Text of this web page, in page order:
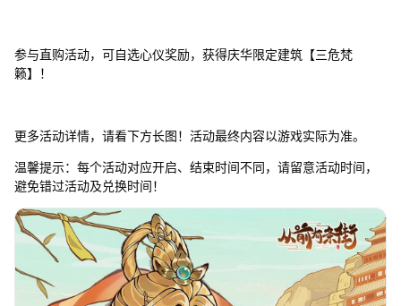
参与直购活动，可自选心仪奖励，获得庆华限定建筑【三危梵
籁】！
更多活动详情，请看下方长图！活动最终内容以游戏实际为准。
温馨提示：每个活动对应开启、结束时间不同，请留意活动时间，
避免错过活动及兑换时间！